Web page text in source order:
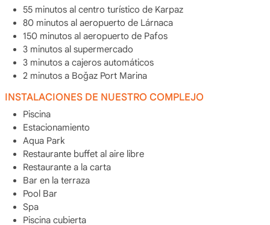
55 minutos al centro turístico de Karpaz
80 minutos al aeropuerto de Lárnaca
150 minutos al aeropuerto de Pafos
3 minutos al supermercado
3 minutos a cajeros automáticos
2 minutos a Boğaz Port Marina
INSTALACIONES DE NUESTRO COMPLEJO
Piscina
Estacionamiento
Aqua Park
Restaurante buffet al aire libre
Restaurante a la carta
Bar en la terraza
Pool Bar
Spa
Piscina cubierta